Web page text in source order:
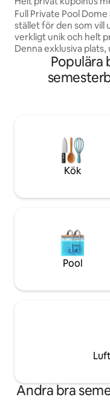
gäster
Full Private Pool
stället för den som vill
verkligt unik och helt
Denna exklusiva
ta emot upp till tio
idealisk miljö för
oförglömliga
speciellt tillfälle eller
kvalitetstid med nära
Populära
Kök
Pool
Andra bra